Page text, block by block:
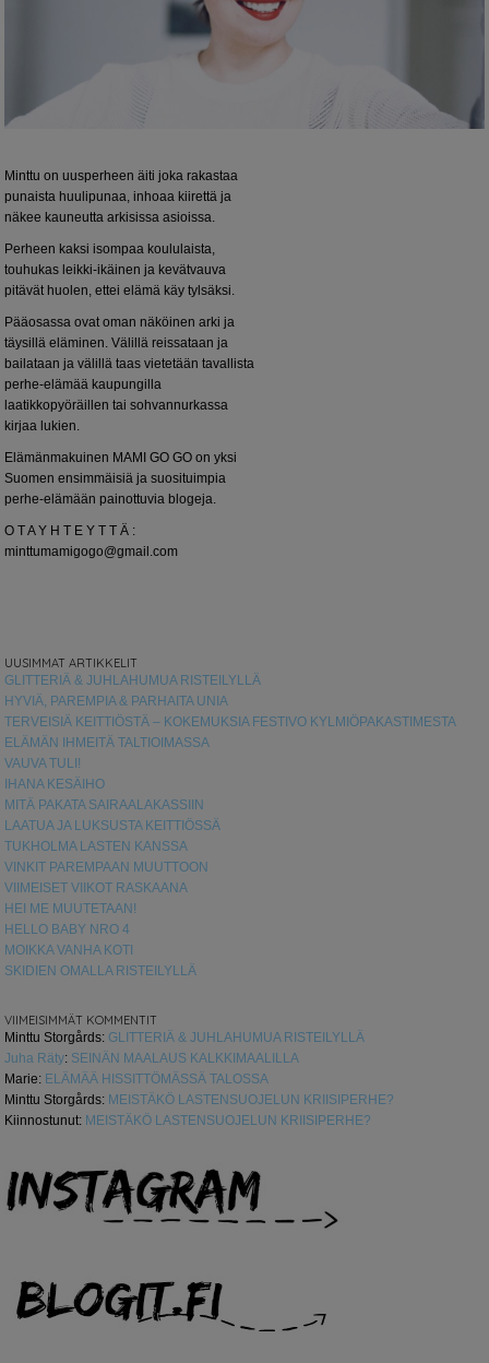
Minttu on uusperheen äiti joka rakastaa
punaista huulipunaa, inhoaa kiirettä ja
näkee kauneutta arkisissa asioissa.
Perheen kaksi isompaa koululaista,
touhukas leikki-ikäinen ja kevätvauva
pitävät huolen, ettei elämä käy tylsäksi.
Pääosassa ovat oman näköinen arki ja
täysillä eläminen. Välillä reissataan ja
bailataan ja välillä taas vietetään tavallista
perhe-elämää kaupungilla
laatikkopyöräillen tai sohvannurkassa
kirjaa lukien.
Elämänmakuinen MAMI GO GO on yksi
Suomen ensimmäisiä ja suosituimpia
perhe-elämään painottuvia blogeja.
O T A Y H T E Y T T Ä :
minttumamigogo@gmail.com
UUSIMMAT ARTIKKELIT
GLITTERIÄ & JUHLAHUMUA RISTEILYLLÄ
HYVIÄ, PAREMPIA & PARHAITA UNIA
TERVEISIÄ KEITTIÖSTÄ – KOKEMUKSIA FESTIVO KYLMIÖPAKASTIMESTA
ELÄMÄN IHMEITÄ TALTIOIMASSA
VAUVA TULI!
IHANA KESÄIHO
MITÄ PAKATA SAIRAALAKASSIIN
LAATUA JA LUKSUSTA KEITTIÖSSÄ
TUKHOLMA LASTEN KANSSA
VINKIT PAREMPAAN MUUTTOON
VIIMEISET VIIKOT RASKAANA
HEI ME MUUTETAAN!
HELLO BABY NRO 4
MOIKKA VANHA KOTI
SKIDIEN OMALLA RISTEILYLLÄ
VIIMEISIMMÄT KOMMENTIT
Minttu Storgårds: GLITTERIÄ & JUHLAHUMUA RISTEILYLLÄ
Juha Räty: SEINÄN MAALAUS KALKKIMAALILLA
Marie: ELÄMÄÄ HISSITTÖMÄSSÄ TALOSSA
Minttu Storgårds: MEISTÄKÖ LASTENSUOJELUN KRIISIPERHE?
Kiinnostunut: MEISTÄKÖ LASTENSUOJELUN KRIISIPERHE?